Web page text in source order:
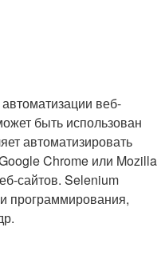
веб-
быть использован
автоматизировать
Chrome или Mozilla
сайтов. Selenium
программирования,